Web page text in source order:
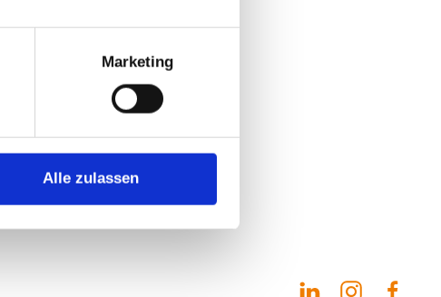
Marketing
Alle zulassen